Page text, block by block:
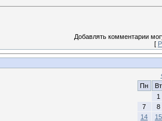
Добавлять комментарии
[
Пн
Вт
1
7
8
14
15